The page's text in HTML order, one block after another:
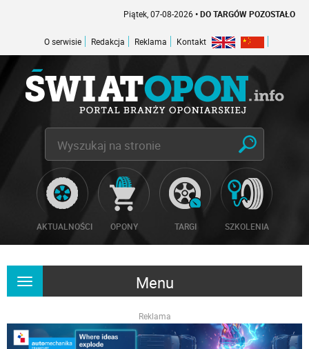
Piątek, 07-08-2026• DO TARGÓW POZOSTAŁO -1 DNI
O serwisie Redakcja Reklama Kontakt
AKTUALNOŚCI OPONY TARGI SZKOLENIA
Menu
Rozwiń
Reklama